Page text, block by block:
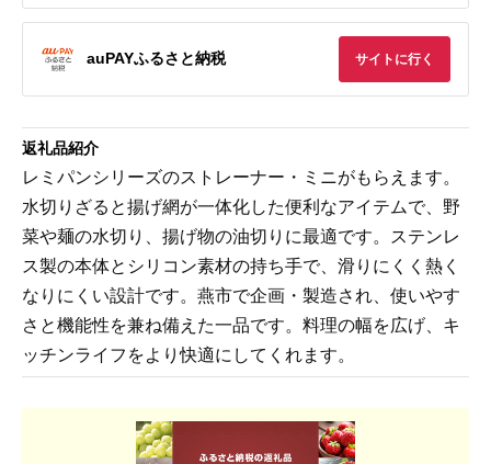
auPAYふるさと納税 サイトに行く
返礼品紹介
レミパンシリーズのストレーナー・ミニがもらえます。
水切りざると揚げ網が一体化した便利なアイテムで、野
菜や麺の水切り、揚げ物の油切りに最適です。ステンレ
ス製の本体とシリコン素材の持ち手で、滑りにくく熱く
なりにくい設計です。燕市で企画・製造され、使いやす
さと機能性を兼ね備えた一品です。料理の幅を広げ、キ
ッチンライフをより快適にしてくれます。